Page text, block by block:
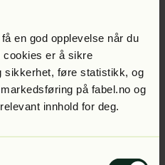
en god opplevelse når du
cookies er å sikre
sikkerhet, føre statistikk, og
på fabel.no og
innhold for deg.